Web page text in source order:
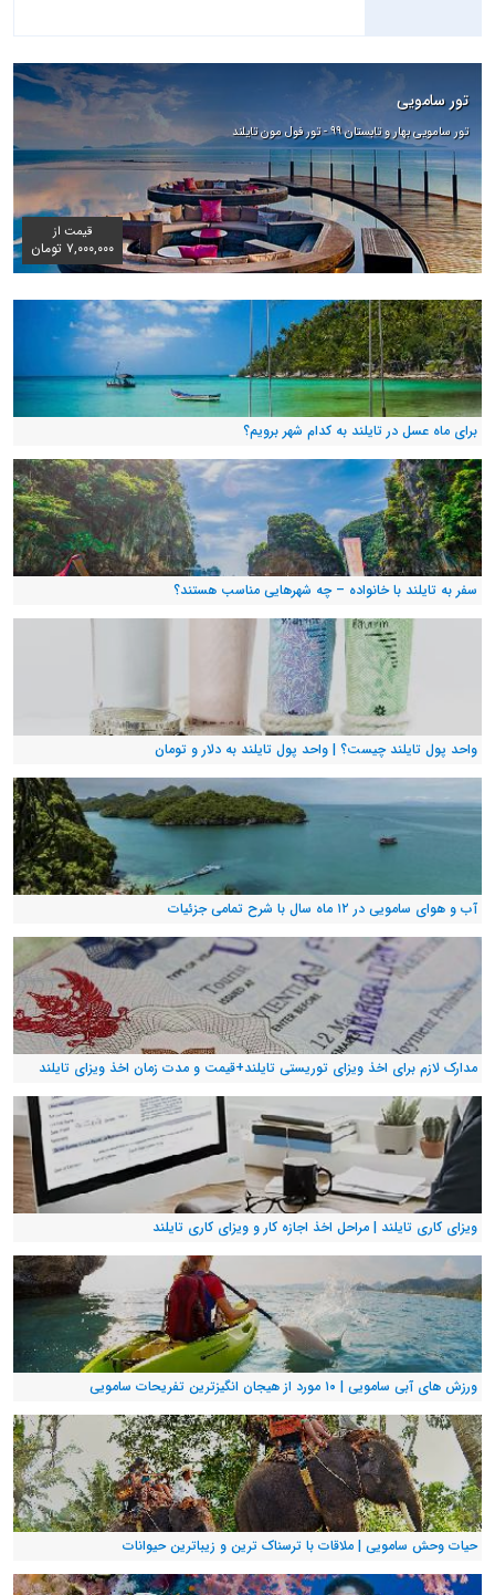
تور سامویی
تور سامویی بهار و تابستان ۹۹ - تور فول مون تایلند
قیمت از
۷,۰۰۰,۰۰۰ تومان
برای ماه عسل در تایلند به کدام شهر برویم؟
سفر به تایلند با خانواده – چه شهرهایی مناسب هستند؟
واحد پول تایلند چیست؟ | واحد پول تایلند به دلار و تومان
آب و هوای سامویی در ۱۲ ماه سال با شرح تمامی جزئیات
مدارک لازم برای اخذ ویزای توریستی تایلند+قیمت و مدت زمان اخذ ویزای تایلند
ویزای کاری تایلند | مراحل اخذ اجازه کار و ویزای کاری تایلند
ورزش های آبی سامویی | ۱۰ مورد از هیجان انگیزترین تفریحات سامویی
حیات وحش سامویی | ملاقات با ترسناک ترین و زیباترین حیوانات